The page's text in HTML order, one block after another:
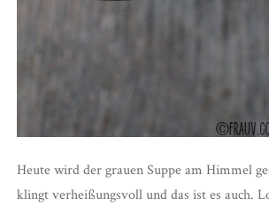
Heute wird der grauen Suppe am Himmel
klingt verheißungsvoll und das ist es auch.